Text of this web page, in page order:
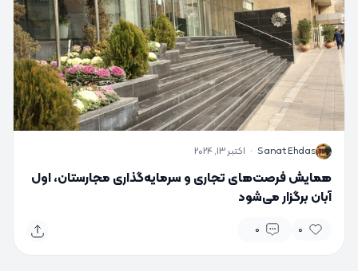
S
Sanat Ehdas
· اکتبر 13, 2024
همایش فرصت‌های تجاری و سرمایه‌گذاری مجارستان، اول
آبان برگزار می‌شود
0
0